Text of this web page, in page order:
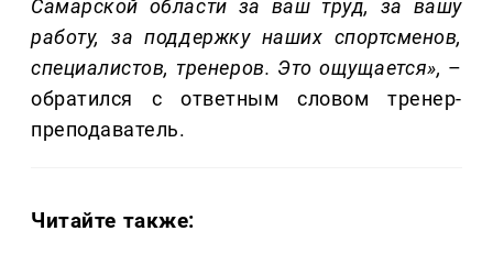
Самарской области за ваш труд, за вашу
работу, за поддержку наших спортсменов,
специалистов, тренеров. Это ощущается», –
обратился с ответным словом тренер-
преподаватель.
Читайте также: